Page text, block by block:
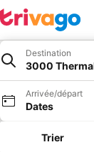
Destination
3000
Arrivée/départ
Dates
Trier